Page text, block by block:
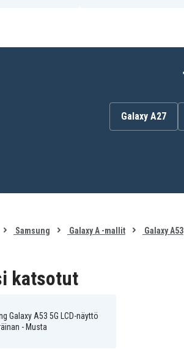
Galaxy A27
Samsung Galaxy A -mallit Galaxy A53
katsotut
Galaxy A53 5G LCD-näyttö
- Musta